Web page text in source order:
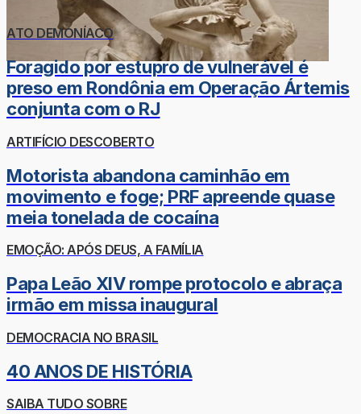
ATO DEMONÍACO
Foragido por estupro de vulnerável é
preso em Rondônia em Operação Ártemis
conjunta com o RJ
ARTIFÍCIO DESCOBERTO
Motorista abandona caminhão em
movimento e foge; PRF apreende quase
meia tonelada de cocaína
EMOÇÃO: APÓS DEUS, A FAMÍLIA
Papa Leão XIV rompe protocolo e abraça
irmão em missa inaugural
DEMOCRACIA NO BRASIL
40 ANOS DE HISTÓRIA
SAIBA TUDO SOBRE